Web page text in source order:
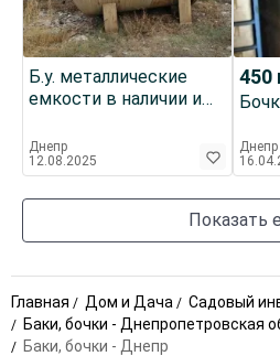
Б.у. металлические
емкости в наличии и
Днепр
12.08.2025
450
Днепр
Показать
Главная Дом и Дача Садовый
Баки, бочки - Днепропетровская
Баки, бочки - Днепр